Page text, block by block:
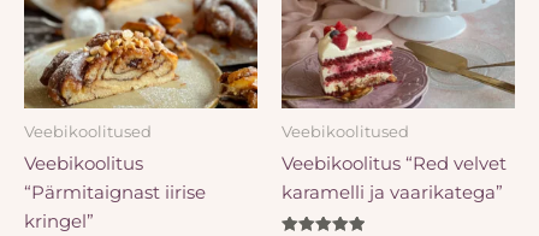
Veebikoolitused
Veebikoolitus
“Pärmitaignast iirise
kringel”
Veebikoolitused
Veebikoolitus “Red velvet
karamelli ja vaarikatega”